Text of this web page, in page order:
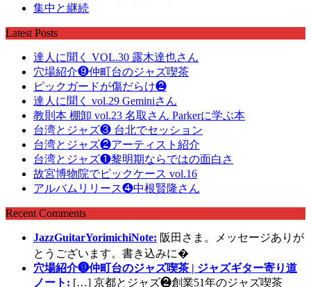
集中と継続
Latest Posts
達人に聞く VOL.30 露木達也さん
穴場紹介❾仲町台のジャズ喫茶
ピックガードが傷だらけ❷
達人に聞く vol.29 Geminiさん
教則本 棚卸 vol.23 名取さん Parkerに学ぶ本
台湾とジャズ❸ 台北でセッション
台湾とジャズ❷アーティスト紹介
台湾とジャズ❶黎明期ならではの面白さ
故宮博物院でピックケース vol.16
アルバムリリース❹中根賢隆さん
Recent Comments
JazzGuitarYorimichiNote: 阪田さま。メッセージありが
とうございます。書き込みに�
穴場紹介❾仲町台のジャズ喫茶 | ジャズギター寄り道
ノート: […] 京都とジャズ❷創業51年のジャズ喫茶